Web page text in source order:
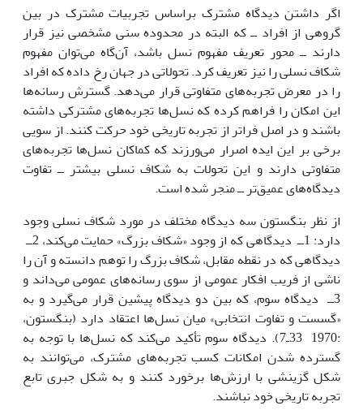
اگر داشتن دیدگاه مشترک براساس تجربیات مشترک در بین
گروهى از افراد ــ که البته در محدوده سنى مشخصى نیز قرار
دارند ــ محور تعریف مفهوم نسل باشد، آن‌گاه مى‌توان مفهوم
شکاف نسلى را نیز تعریف کرد. تحولاتى در جهان رخ داده که افراد
را در معرض تجربه‌هاى متفاوتى قرار مى‌دهد. گسترش رسانه‌ها
این امکان را فراهم کرده که نسل‌ها تجربه‌هاى مشترکى داشته
باشند و در اصل فراتر از تجربه تاریخى خود حرکت کنند. از سویى
برخى بر این ایده اصرار مى‌ورزند که کماکان نسل‌ها تجربه‌هاى
متفاوتى دارند و این تحولات به شکاف نسلى بیشتر ــ تفاوت
دیدگاه‌هاى عمیق‌تر ــ منجر شده است.
از نظر بنگستون سه دیدگاه مختلف در مورد شکاف نسلى وجود
دارد: 1ــ دیدگاهى که از وجود «شکاف بزرگ» حمایت مى‌کند، 2ــ
دیدگاهى که در نقطه مقابل، شکاف بزرگ را توهم دانسته و آن را
ناشى از فریب افکار عمومى از سوى رسانه‌هاى عمومى مى‌داند و
3ــ دیدگاه سوم، که بین دو دیدگاه پیشین قرار مى‌گیرد و به
«گسست و تفاوت انتخابى» میان نسل‌ها اعتقاد دارد (بنگستون،
:1970 33ـ7). دیدگاه سوم تأکید مى‌کند که نسل‌ها با توجه به
گسترده شدن امکانات کسب تجربه‌هاى مشترک، مى‌توانند به
شکل گزینشى با ارزش‌ها برخورد کنند و به شکل جبرى تابع
تجربه تاریخى خود نباشند.